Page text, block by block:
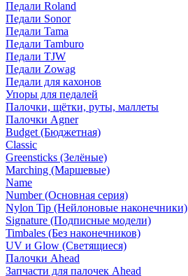
Педали Roland
Педали Sonor
Педали Tama
Педали Tamburo
Педали TJW
Педали Zowag
Педали для кахонов
Упоры для педалей
Палочки, щётки, руты, маллеты
Палочки Agner
Budget (Бюджетная)
Classic
Greensticks (Зелёные)
Marching (Маршевые)
Name
Number (Основная серия)
Nylon Tip (Нейлоновые наконечники)
Signature (Подписные модели)
Timbales (Без наконечников)
UV и Glow (Светящиеся)
Палочки Ahead
Запчасти для палочек Ahead